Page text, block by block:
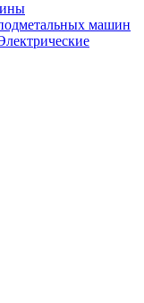
машин